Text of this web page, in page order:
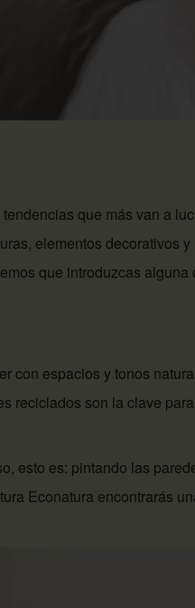
que más van a
elementos decorativos
que introduzcas
con espacios y tonos
reciclados son la clave
esto es: pintando las
Econatura encontrarás